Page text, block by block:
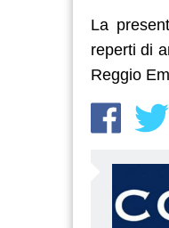
La
reperti di
Reggio